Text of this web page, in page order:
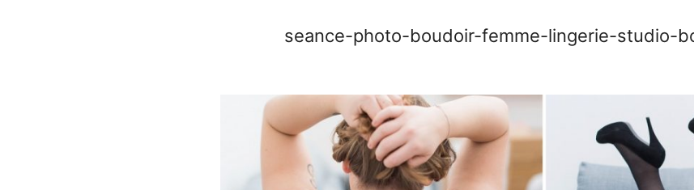
seance-photo-boudoir-femme-lingerie-studio-